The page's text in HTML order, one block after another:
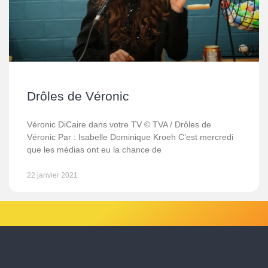
Drôles de Véronic
Véronic DiCaire dans votre TV © TVA / Drôles de
Véronic Par : Isabelle Dominique Kroeh C’est mercredi
que les médias ont eu la chance de
22 janvier 2021